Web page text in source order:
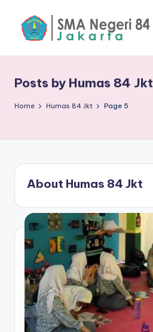
A
N
J
a
k
a
rt
a
Posts by Humas 84 Jkt
Home Humas 84 Jkt Page 5
About Humas 84 Jkt